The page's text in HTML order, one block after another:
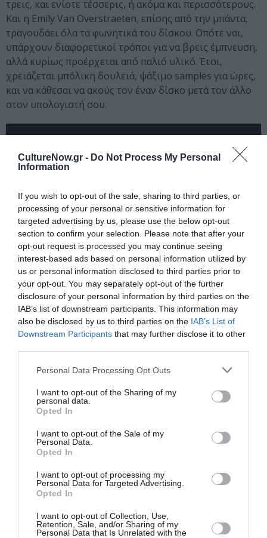
CultureNow.gr - Do Not Process My Personal
Information
If you wish to opt-out of the sale, sharing to third parties, or
processing of your personal or sensitive information for
targeted advertising by us, please use the below opt-out
section to confirm your selection. Please note that after your
opt-out request is processed you may continue seeing
interest-based ads based on personal information utilized by
us or personal information disclosed to third parties prior to
your opt-out. You may separately opt-out of the further
disclosure of your personal information by third parties on the
IAB’s list of downstream participants. This information may
also be disclosed by us to third parties on the IAB’s List of
Downstream Participants that may further disclose it to other
Personal Data Processing Opt Outs
I want to opt-out of the Sharing of my
personal data.
Opted In
I want to opt-out of the Sale of my
Personal Data.
Opted In
I want to opt-out of processing my
Personal Data for Targeted Advertising.
Opted In
I want to opt-out of Collection, Use,
Retention, Sale, and/or Sharing of my
Personal Data that Is Unrelated with the
τρεις, και ενίοτε τέσσερις, ή ακόμα και περισσότερους.
Και η Emily Van Overstraeten, επίσης από την μπάντα,
τραγουδάει όλα τα φωνητικά του δίσκου. Οπότε ναι,
υπάρχουν διαφορετικοί τρόποι για να βρεις έμπνευση,
αλλά κυρίως προέρχεται από παλιό υλικό. Έτσι,
χρειάζεται μπόλικη δουλειά, ψάξιμο samples για ώρες,
και να κάθεσαι να ακούς τον έναν δίσκο μετά τον άλλο
στον υπολογιστή σου.
– Ποιες είναι οι σκέψεις σου σχετικά με την
τεχνητή νοημοσύνη (AI) και τη δημιουργία
μουσικής;
Είμαι ανοιχτός στο AI, και το χρησιμοποιώ τακτικά,
κυρίως το ChatGPT, όπως νομίζω και οι περισσότεροι
άνθρωποι. Το έχω χρησιμοποιήσει για να με βοηθήσει
να κάνω ένα κείμενο πιο ξεκάθαρο. Αλλά χρησιμοποιώ
επίσης και το Midjourney για τη δημιουργία εικόνων.
Πειραματίζομαι με τρόπους που επιτρέπουν στις ιδέες
μου να έρθουν στη ζωή. Και νομίζω πως είναι τέλεια
όλα αυτά τα εργαλεία, αν έχεις να συνεισφέρεις και εσύ
δημιουργικά στο αποτέλεσμα. Έχω παρατηρήσει βέβαια
στον εαυτό μου πως σταδιακά τεμπελιάζω με αυτού του
είδους τα εργαλεία, ιδίως με το γράψιμο… οπότε
σταματάει να λειτουργεί μετά από λίγο, γιατί αν η
συνεισφορά σου δεν είναι δημιουργική, αυτό θα